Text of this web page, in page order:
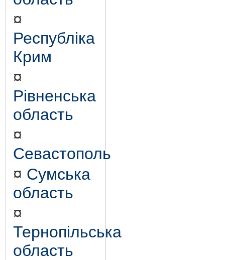
¤
Республіка
Крим
¤
Рівненська
область
¤
Севастополь
¤ Сумська
область
¤
Тернопільська
область